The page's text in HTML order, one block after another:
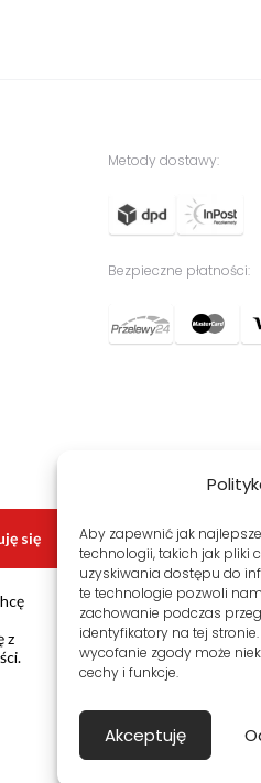
Aby zapewnić jak
technologii, takich jak pliki
uzyskiwania dostępu do
te technologie pozwoli
zachowanie podczas
identyfikatory na tej
wycofanie zgody może
cechy i funkcje.
Akceptuję
się
z
Metody dostawy:
Bezpieczne płatności: